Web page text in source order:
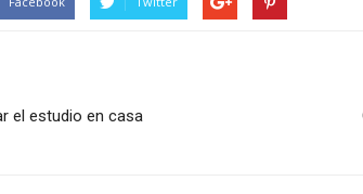
el estudio en casa